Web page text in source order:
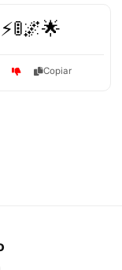
⚡🚦🌌🌟
Copiar